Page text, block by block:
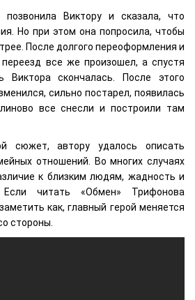
Виктору и сказала, что
Но при этом она попросила, чтобы
После долгого переоформления и
все же произошел, а спустя
Виктора скончалась. После этого
сильно постарел, появилась
все снесли и построили там
сюжет, автору удалось описать
отношений. Во многих случаях
к близким людям, жадность и
Если читать «Обмен» Трифонова
как, главный герой меняется
стороны.